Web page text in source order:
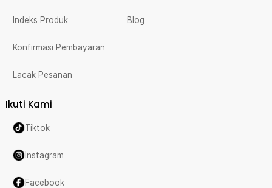
Indeks Produk
Konfirmasi Pembayaran
Lacak Pesanan
Blog
Ikuti Kami
Tiktok
Instagram
Facebook